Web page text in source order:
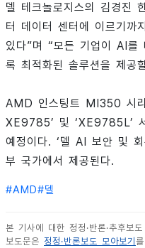
델 테크놀로지스의 김경진
터 데이터 센터에 이르기까
있다”며 “모든 기업이 AI를
록 최적화된 솔루션을 제공
AMD 인스팅트 MI350 시
XE9785’ 및 ‘XE9785L’
예정이다. ‘델 AI 보안 및
부 국가에서 제공된다.
#AMD#델
본 기사에 대한 정정·반론·추후보
보도문은 정정·반론보도 모아보기